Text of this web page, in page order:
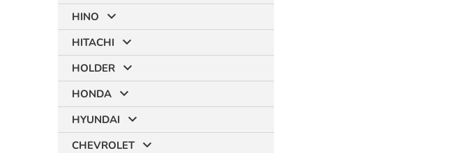
HINO
HITACHI
HOLDER
HONDA
HYUNDAI
CHEVROLET